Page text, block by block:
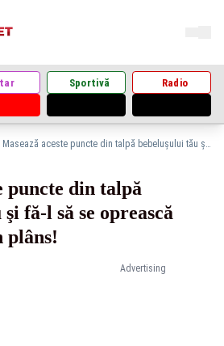
Sportivă Radio
Masează aceste puncte din talpă bebeluşului tău şi fă-l să se oprească instantaneu din plâns!
Advertising
puncte din talpă
fă-l să se oprească
plâns!